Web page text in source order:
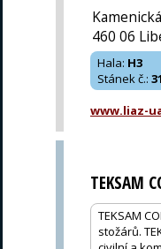
460 06
Hala: H3
Stánek č.:
www.liaz-
TEKSAM
TEKSAM
stožárů.